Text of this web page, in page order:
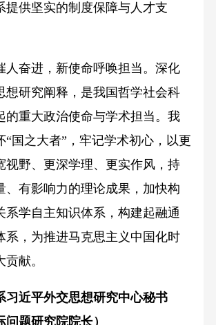
提供坚实的制度保障与人才支
奋进，新使命呼唤担当。深化
想研究阐释，是我国哲学社会科
的重大政治使命与学术担当。我
“国之大者”，牢记学术初心，以更
视野、更深学理、更实作风，持
、有影响力的理论成果，加快构
系学自主知识体系，构建起融通
系，为推进马克思主义中国化时
献。
习近平外交思想研究中心秘书
题研究院院长）